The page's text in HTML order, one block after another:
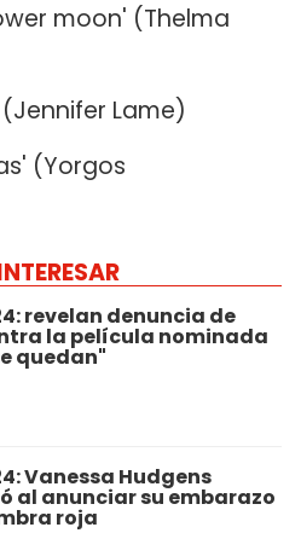
moon' (Thelma
Lame)
(Yorgos
revelan denuncia de
la película nominada
quedan"
Vanessa Hudgens
al anunciar su embarazo
roja